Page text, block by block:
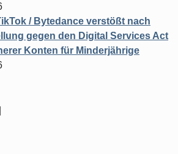
/ Bytedance verstößt nach
gegen den Digital Services Act
Konten für Minderjährige